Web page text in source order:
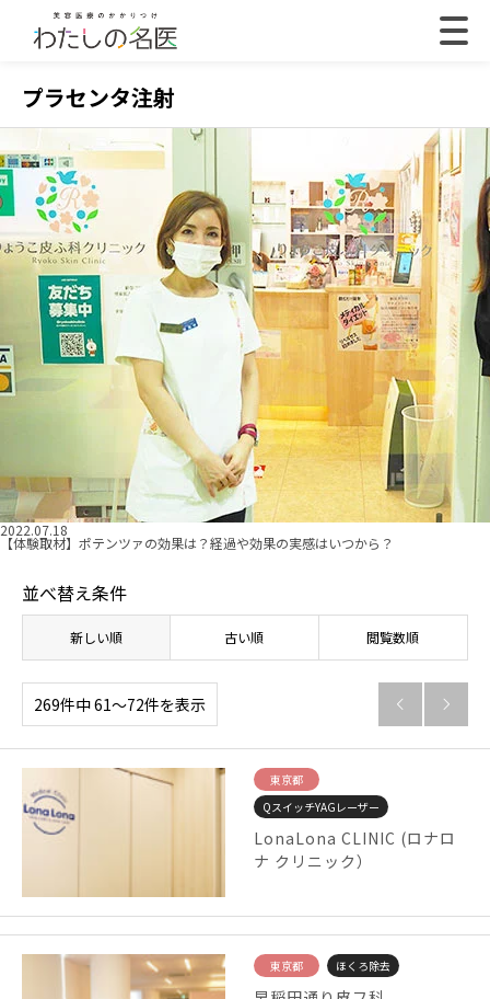
プラセンタ注射
2022.07.18
【体験取材】ポテンツァの効果は？経過や効果の実感はいつから？
並べ替え条件
新しい順 古い順 閲覧数順
269件中 61〜72件を表示  
東京都
QスイッチYAGレーザー
LonaLona CLINIC (ロナロ
ナ クリニック）
東京都 ほくろ除去